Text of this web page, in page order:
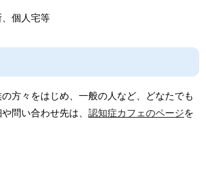
個人宅等
方々をはじめ、一般の人など、どなたでも
問い合わせ先は、 認知症カフェのページを